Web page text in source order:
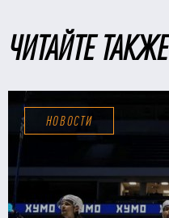
ЧИТАЙТЕ ТАКЖЕ
НОВОСТИ